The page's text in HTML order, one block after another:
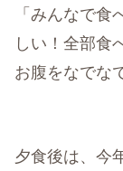
「みんなで
しい！全部食
お腹をなでな
夕食後は、今